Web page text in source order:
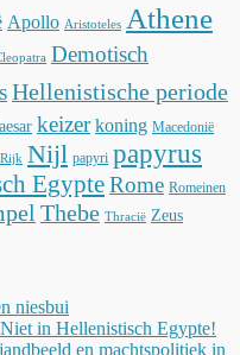
Apollo Aristoteles Athene
Demotisch
Hellenistische periode
keizer koning Macedonië
Nijl papyri papyrus
EgypteRome Romeinen
Thebe Thracië Zeus
niesbui
in Hellenistisch Egypte!
en machtspolitiek in